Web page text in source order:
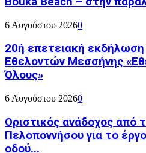
6 Αυγούστου 20260
20ή επετειακή
Εθελοντών Μεσσήνης
Όλους»
6 Αυγούστου 20260
Οριστικός ανάδοχος από
Πελοποννήσου για το
οδού...